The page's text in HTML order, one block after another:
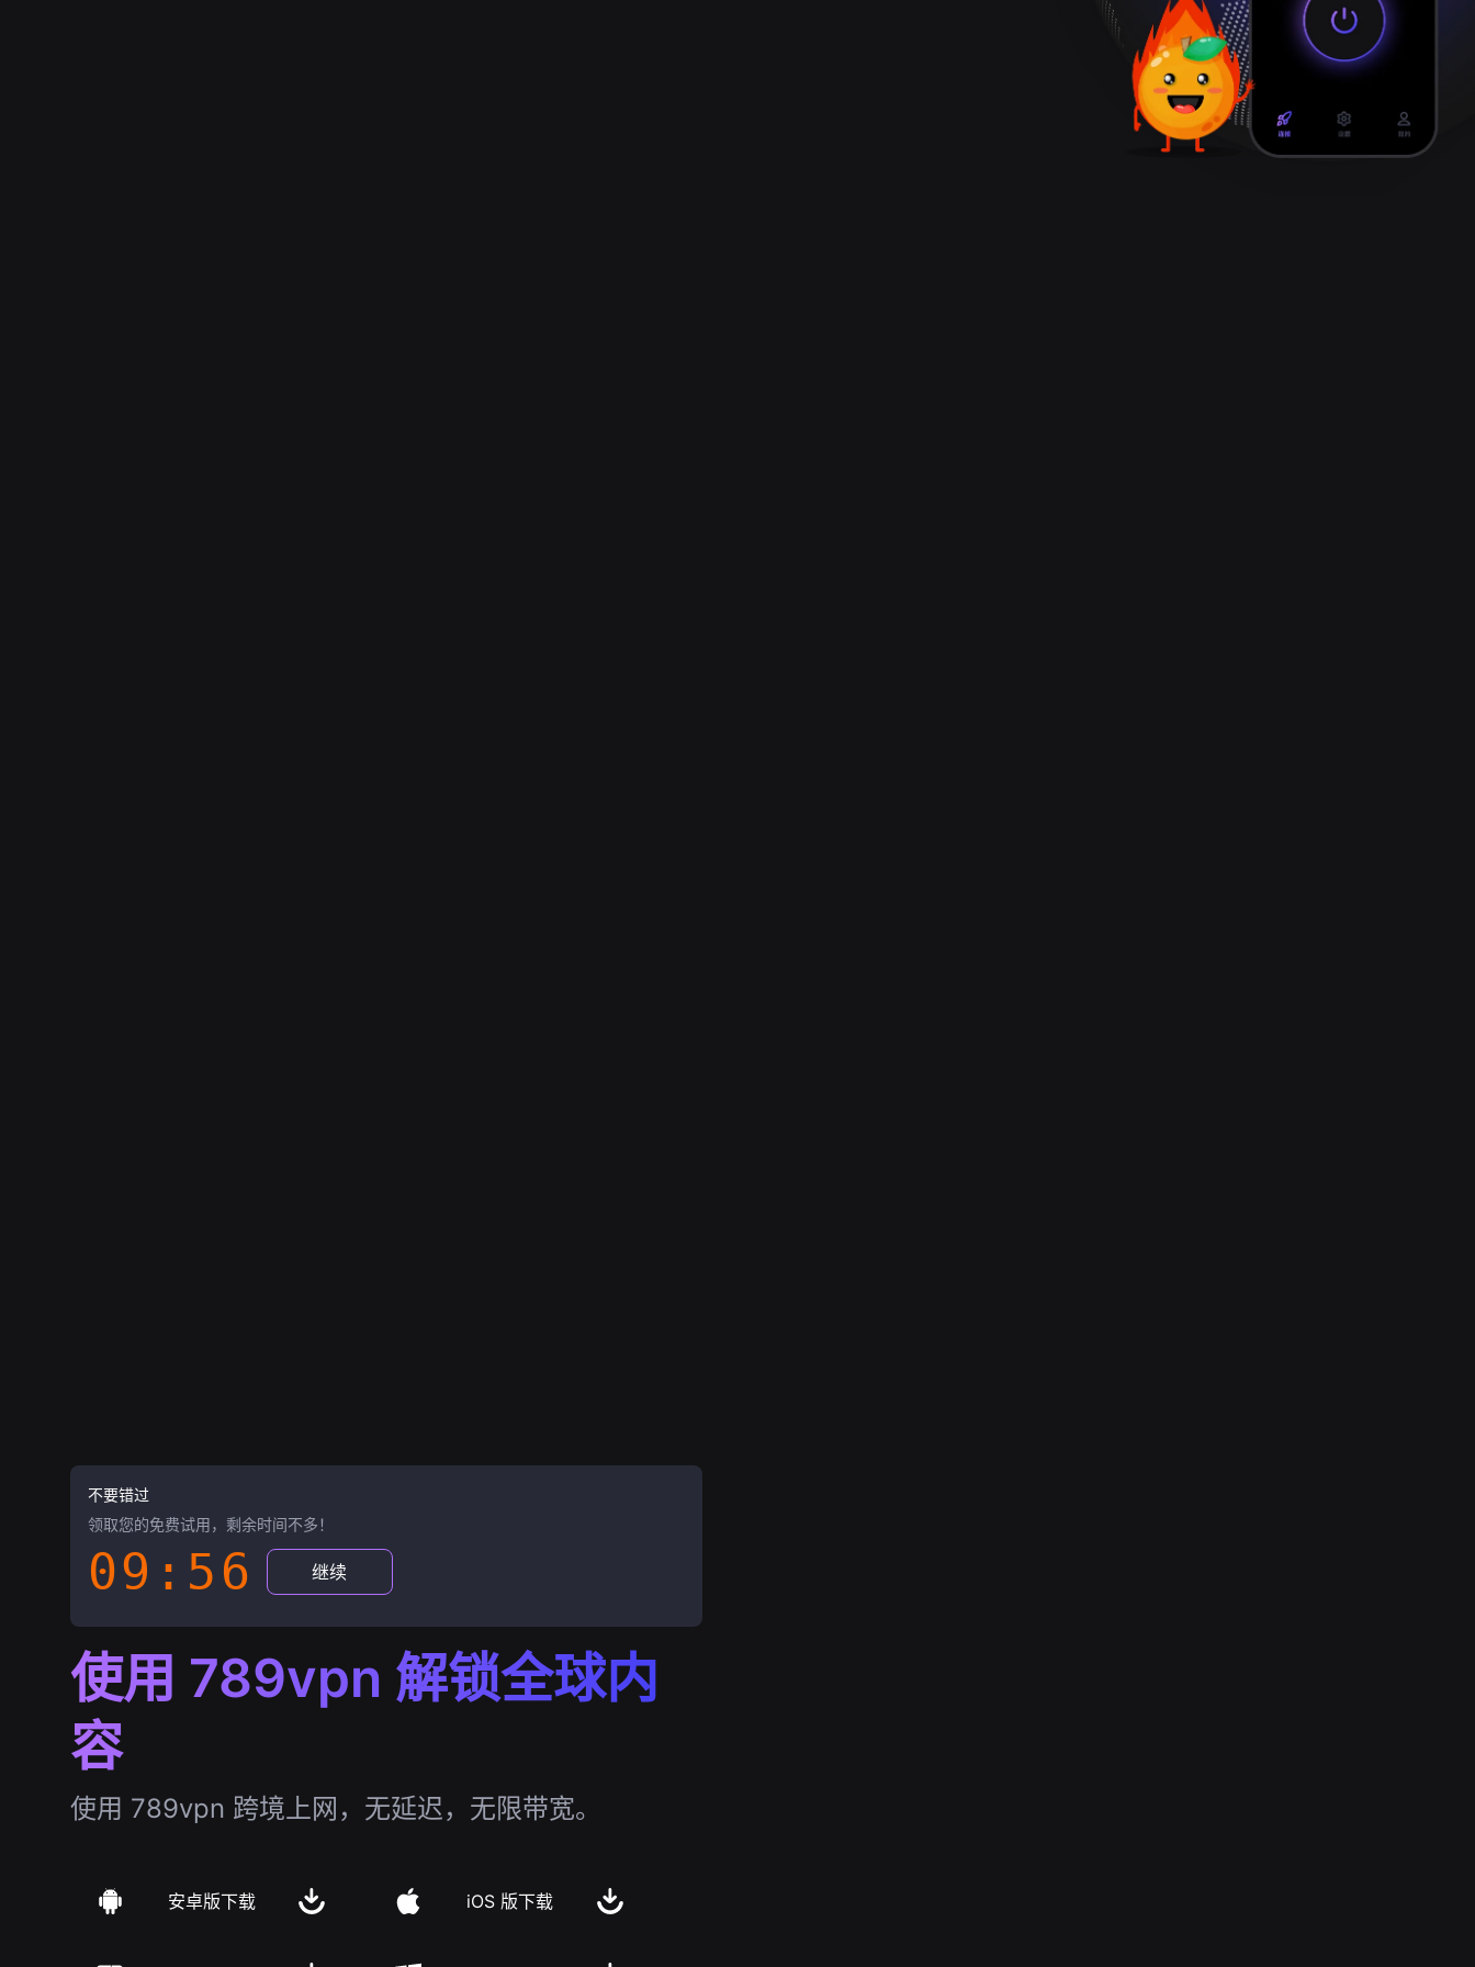
不要错过
领取您的免费试用，剩余时间不多！
09:55 继续
使用 789vpn 解锁全球内
容
使用 789vpn 跨境上网，无延迟，无限带宽。
安卓版下载 iOS 版下载